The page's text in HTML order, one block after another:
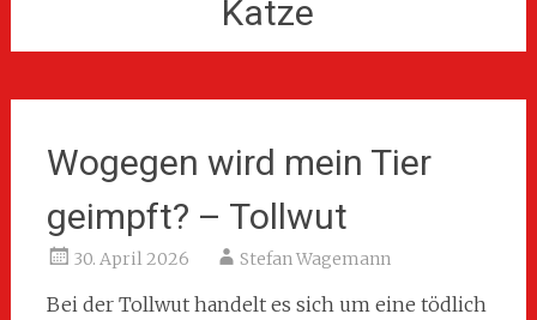
Katze
Wogegen wird mein Tier
geimpft? – Tollwut
30. April 2026 Stefan Wagemann
Bei der Tollwut handelt es sich um eine tödlich